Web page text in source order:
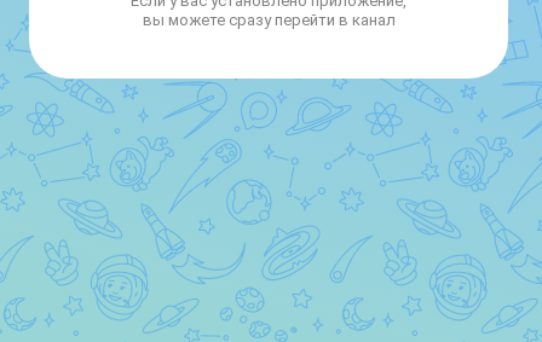
вы можете сразу перейти в канал